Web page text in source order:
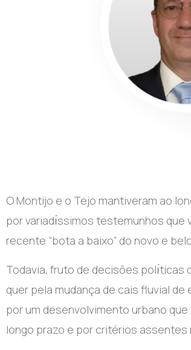
O Montijo e o Tejo mantiveram ao
por variadı́ssimos testemunhos
recente “bota a baixo” do novo e
Todavia, fruto de decisões
quer pela mudança de cais fluvial
por um desenvolvimento urbano
longo prazo e por critérios assentes